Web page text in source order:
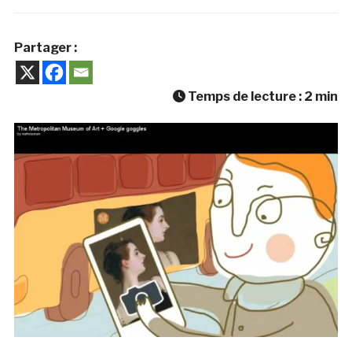
Partager :
Temps de lecture : 2 min